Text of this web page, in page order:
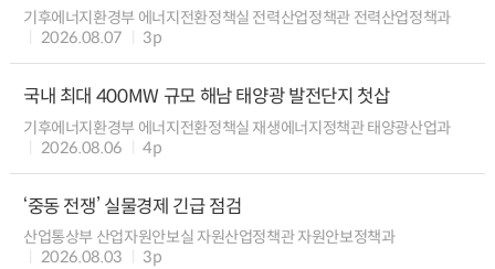
기후에너지환경부 에너지전환정책실 전력산업정책관 전력산업정책과
2026.08.07
3p
국내 최대 400MW 규모 해남 태양광 발전단지 첫삽
기후에너지환경부 에너지전환정책실 재생에너지정책관 태양광산업과
2026.08.06
4p
‘중동 전쟁’ 실물경제 긴급 점검
산업통상부 산업자원안보실 자원산업정책관 자원안보정책과
2026.08.03
3p